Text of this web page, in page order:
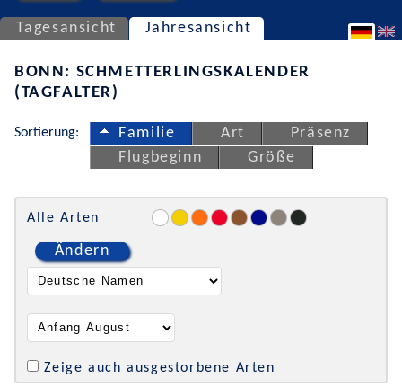
Tagesansicht Jahresansicht
BONN: SCHMETTERLINGSKALENDER
(TAGFALTER)
Sortierung: Familie Art
Präsenz
Flugbeginn
Größe
Alle Arten
Ändern
Zeige auch ausgestorbene Arten